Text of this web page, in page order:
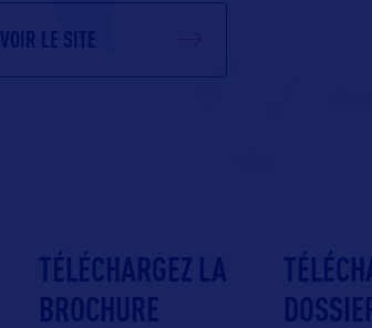
VOIR LE SITE
TÉLÉCHARGEZ LA
BROCHURE